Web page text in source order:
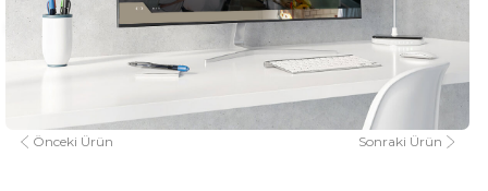
Web Mail Arayüzü
için Tıklayınız
Mevlütogulları Mutfak Ekipmanları
www.mevlutogullari.com.tr
Premium Web Siteleri
Önceki Ürün Sonraki Ürün